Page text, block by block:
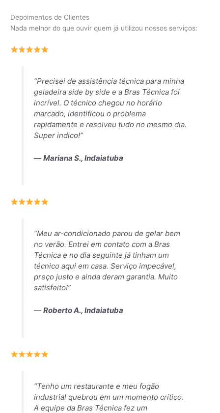
Depoimentos de Clientes
Nada melhor do que ouvir quem já utilizou nossos serviços:
“Precisei de assistência técnica para minha
geladeira side by side e a Bras Técnica foi
incrível. O técnico chegou no horário
marcado, identificou o problema
rapidamente e resolveu tudo no mesmo dia.
Super indico!”
— Mariana S., Indaiatuba
“Meu ar-condicionado parou de gelar bem
no verão. Entrei em contato com a Bras
Técnica e no dia seguinte já tinham um
técnico aqui em casa. Serviço impecável,
preço justo e ainda deram garantia. Muito
satisfeito!”
— Roberto A., Indaiatuba
“Tenho um restaurante e meu fogão
industrial quebrou em um momento crítico.
A equipe da Bras Técnica fez um